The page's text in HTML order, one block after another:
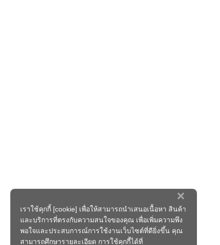
×
เราใช้คุกกี้ [cookie] เพื่อให้สามารถนำเสนอเนื้อหา สินค้า
และบริการที่ตรงกับความสนใจของคุณ เพื่อเพิ่มความพึง
พอใจและประสบการณ์การใช้งานเว็บไซต์ที่ดียิ่งขึ้น คุณ
สามารถศึกษารายละเอียด การใช้คุกกี้ได้ที่